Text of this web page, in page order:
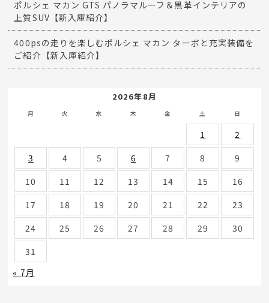
ポルシェ マカン GTS パノラマルーフ＆黒革インテリアの
上質SUV【新入庫紹介】
400psの走りを楽しむポルシェ マカン ターボと充実装備を
ご紹介【新入庫紹介】
2026年8月
月 火 水 木 金 土 日
1
2
3
4 5 6 7 8
9
10
11 12 13 14 15
16
17
18 19 20 21 22
23
24
25 26 27 28 29
30
31
« 7月